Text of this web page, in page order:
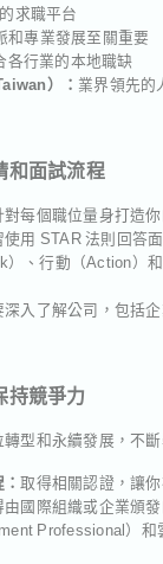
求職平台
和專業發展至關重要
各行業的本地職缺
）： 業界領先的
和面試流程
對每個職位量身打造
使用 STAR 法則回答
）、行動（Action）
入了解公司，包括
持競爭力
型和永續發展，不
：取得相關認證，讓
由國際組織或企業頒
Professional）